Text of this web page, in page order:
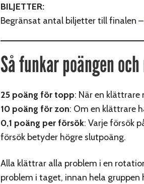
BILJETTER:
Begränsat antal biljetter till finalen –
Så funkar poängen
25 poäng för topp: När en klättrare
10 poäng för zon: Om en klättrare
0,1 poäng per försök: Varje försök
försök betyder högre slutpoäng.
Alla klättrar alla problem i en
problem i taget, innan hela